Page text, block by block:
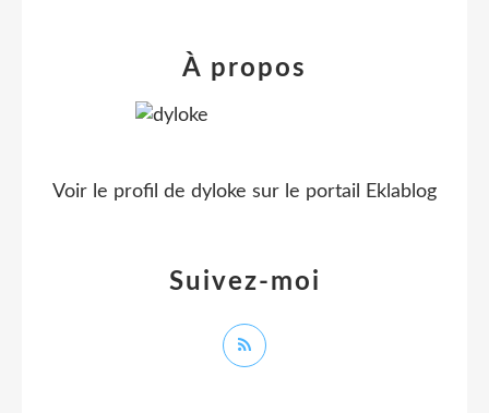
Suivez-moi
À propos
Voir le profil de dyloke sur le portail Eklablog